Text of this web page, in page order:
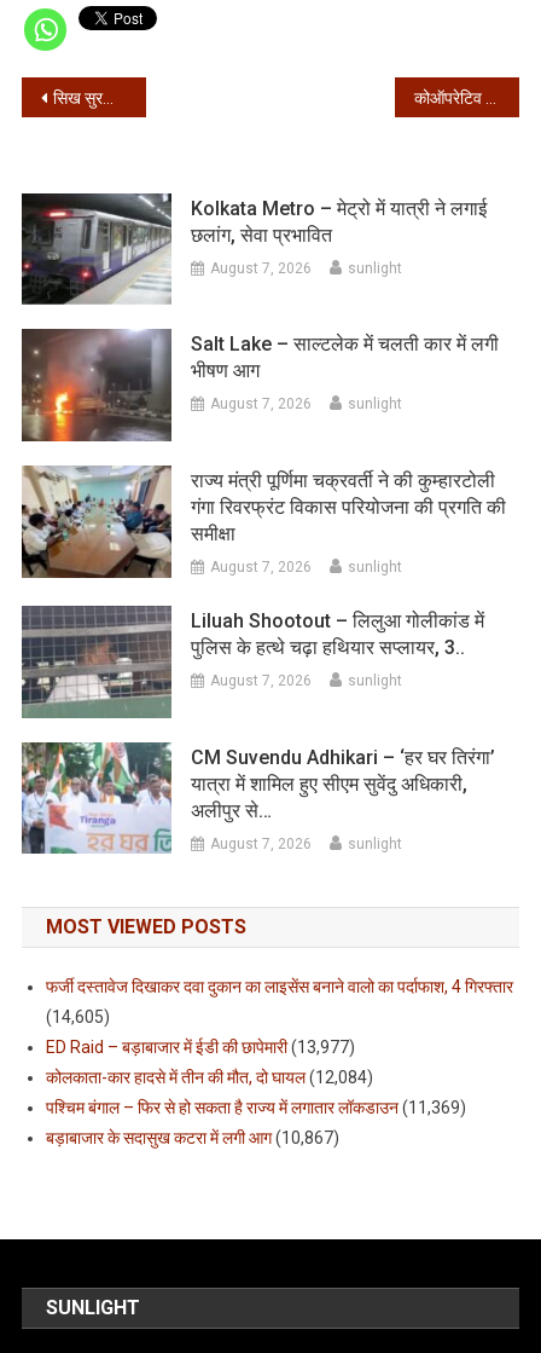
Post
सिख सुरक्षाकर्मी की पगड़ी उतारे जाने पर भड़के क्रिकेटर हरभजन, ममता से की कार्रवाई की मांग
Kolkata Metro – मेट्रो में यात्री ने लगाई
छलांग, सेवा प्रभावित
August 7, 2026 sunlight
Salt Lake – साल्टलेक में चलती कार में लगी
भीषण आग
August 7, 2026 sunlight
राज्य मंत्री पूर्णिमा चक्रवर्ती ने की कुम्हारटोली
गंगा रिवरफ्रंट विकास परियोजना की प्रगति की
समीक्षा
August 7, 2026 sunlight
Liluah Shootout – लिलुआ गोलीकांड में
पुलिस के हत्थे चढ़ा हथियार सप्लायर, 3..
August 7, 2026 sunlight
CM Suvendu Adhikari – ‘हर घर तिरंगा’
यात्रा में शामिल हुए सीएम सुवेंदु अधिकारी,
अलीपुर से…
August 7, 2026 sunlight
MOST VIEWED POSTS
फर्जी दस्तावेज दिखाकर दवा दुकान का लाइसेंस बनाने वालो का पर्दाफाश, 4 गिरफ्तार
(14,605)
ED Raid – बड़ाबाजार में ईडी की छापेमारी(13,977)
कोलकाता-कार हादसे में तीन की मौत, दो घायल(12,084)
पश्चिम बंगाल – फिर से हो सकता है राज्य में लगातार लॉकडाउन(11,369)
बड़ाबाजार के सदासुख कटरा में लगी आग(10,867)
SUNLIGHT